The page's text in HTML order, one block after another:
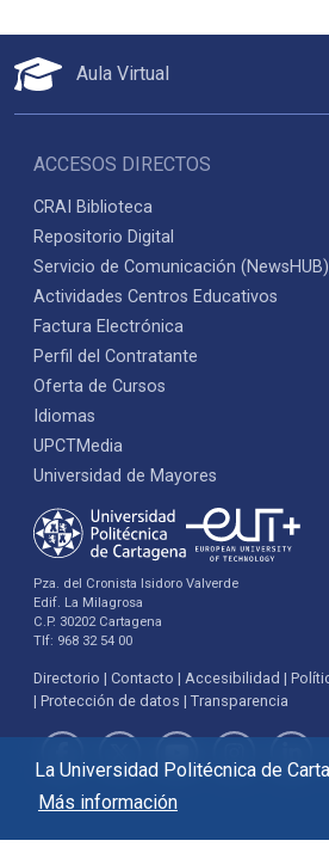
La Universidad Politécnica de
Más información
Aula Virtual
ACCESOS DIRECTOS
CRAI Biblioteca
Repositorio Digital
Servicio de Comunicación (NewsHUB)
Actividades Centros Educativos
Factura Electrónica
Perfil del Contratante
Oferta de Cursos
Idiomas
UPCTMedia
Universidad de Mayores
Pza. del Cronista Isidoro Valverde
Edif. La Milagrosa
C.P. 30202 Cartagena
Tlf: 968 32 54 00
Directorio Contacto Accesibilidad
Protección de datos
Transparencia